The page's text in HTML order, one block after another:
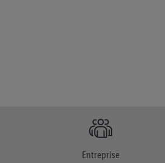
Entreprise